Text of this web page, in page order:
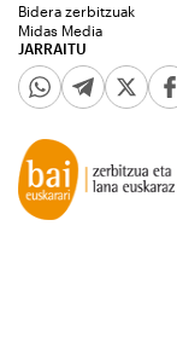
JARRAITU
Bidera zerbitzuak
Midas Media